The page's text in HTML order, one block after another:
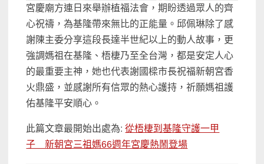
宮慶廟方連日來舉辦植福法會，期盼透過眾人的齊
心祝禱，為基隆帶來無比的正能量。邱佩琳除了感
謝陳主委分享這段長達半世紀以上的動人故事，更
強調媽祖在基隆、梧棲乃至全台灣，都是安定人心
的最重要主神，她也代表謝國樑市長祝福新朝宮香
火鼎盛，並感謝所有信眾的熱心護持，祈願媽祖護
佑基隆平安順心。
此篇文章最開始出處為:從梧棲到基隆守護一甲
子 新朝宮三祖媽66週年宮慶熱鬧登場